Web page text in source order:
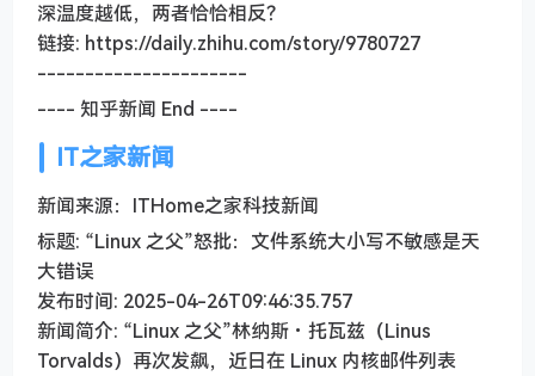
深温度越低，两者恰恰相反？
链接: https://daily.zhihu.com/story/9780727
----------------------
---- 知乎新闻 End ----
IT之家新闻
新闻来源：ITHome之家科技新闻
标题: “Linux 之父”怒批：文件系统大小写不敏感是天
大错误
发布时间: 2025-04-26T09:46:35.757
新闻简介: “Linux 之父”林纳斯・托瓦兹（Linus
Torvalds）再次发飙，近日在 Linux 内核邮件列表